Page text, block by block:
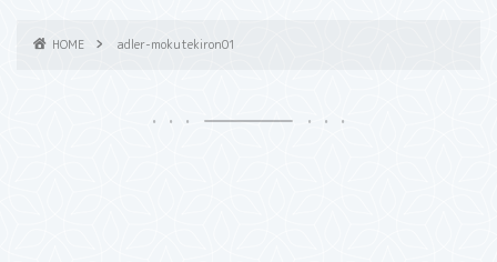
HOME adler-mokutekiron01